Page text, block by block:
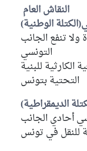
النقاش العام
الوطنية)
تنفع الجانب
التونسي
الكارثية للبنية
التحتية بتونس
الديمقراطية)
أحادي الجانب
للنقل في تونس